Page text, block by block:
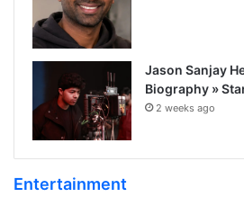
Jason Sanjay
Biography »
2 weeks ago
Entertainment